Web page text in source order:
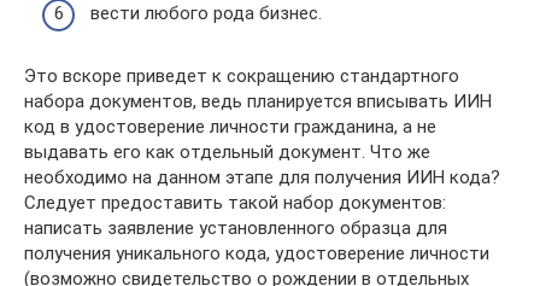
вести любого рода бизнес.
Это вскоре приведет к сокращению стандартного
набора документов, ведь планируется вписывать ИИН
код в удостоверение личности гражданина, а не
выдавать его как отдельный документ. Что же
необходимо на данном этапе для получения ИИН кода?
Следует предоставить такой набор документов:
написать заявление установленного образца для
получения уникального кода, удостоверение личности
(возможно свидетельство о рождении в отдельных